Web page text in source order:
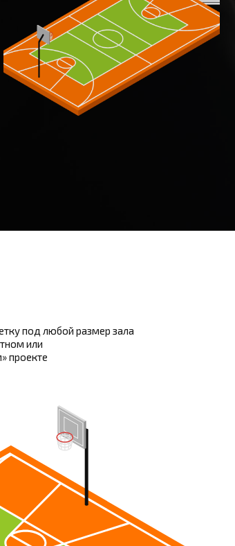
под любой размер зала
или
проекте